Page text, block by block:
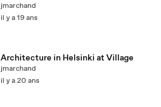
jmarchand
il y a 19 ans
Architecture in Helsinki at Village
jmarchand
il y a 20 ans